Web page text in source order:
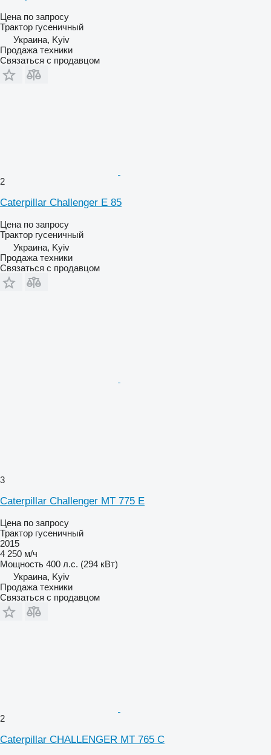
Цена по запросу
Трактор гусеничный
Украина, Kyiv
Продажа техники
Связаться с продавцом
2
Caterpillar Challenger E 85
Цена по запросу
Трактор гусеничный
Украина, Kyiv
Продажа техники
Связаться с продавцом
3
Caterpillar Challenger MT 775 E
Цена по запросу
Трактор гусеничный
2015
4 250 м/ч
Мощность 400 л.с. (294 кВт)
Украина, Kyiv
Продажа техники
Связаться с продавцом
2
Caterpillar CHALLENGER MT 765 C